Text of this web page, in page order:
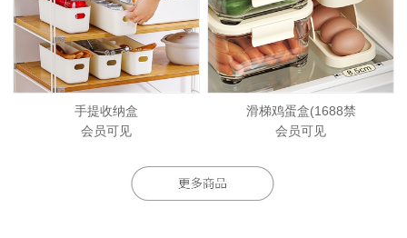
手提收纳盒
会员可见
滑梯鸡蛋盒(1688禁
会员可见